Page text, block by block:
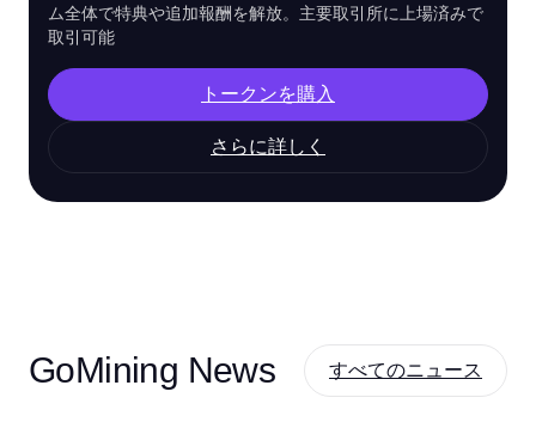
ム全体で特典や追加報酬を解放。主要取引所に上場済みで
取引可能
トークンを購入
さらに詳しく
GoMining News すべてのニュース